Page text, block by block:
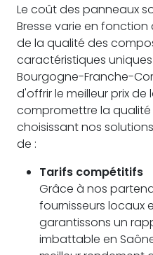
Le coût des panneaux
Bresse varie en
de la qualité des
caractéristiques
Bourgogne-Franche-
d'offrir le meilleur prix de
compromettre la qualité
choisissant nos
de :
Tarifs compétitifs
Grâce à nos
fournisseurs locaux
garantissons un
imbattable en